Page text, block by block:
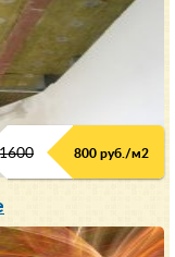
1600 800 руб./м2